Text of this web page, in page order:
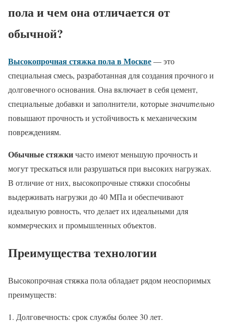
пола и чем она отличается от
обычной?
Высокопрочная стяжка пола в Москве— это
специальная смесь, разработанная для создания прочного и
долговечного основания. Она включает в себя цемент,
специальные добавки и заполнители, которыезначительно
повышают прочность и устойчивость к механическим
повреждениям.
Обычные стяжкичасто имеют меньшую прочность и
могут трескаться или разрушаться при высоких нагрузках.
В отличие от них, высокопрочные стяжки способны
выдерживать нагрузки до 40 МПа и обеспечивают
идеальную ровность, что делает их идеальными для
коммерческих и промышленных объектов.
Преимущества технологии
Высокопрочная стяжка пола обладает рядом неоспоримых
преимуществ:
Долговечность: срок службы более 30 лет.